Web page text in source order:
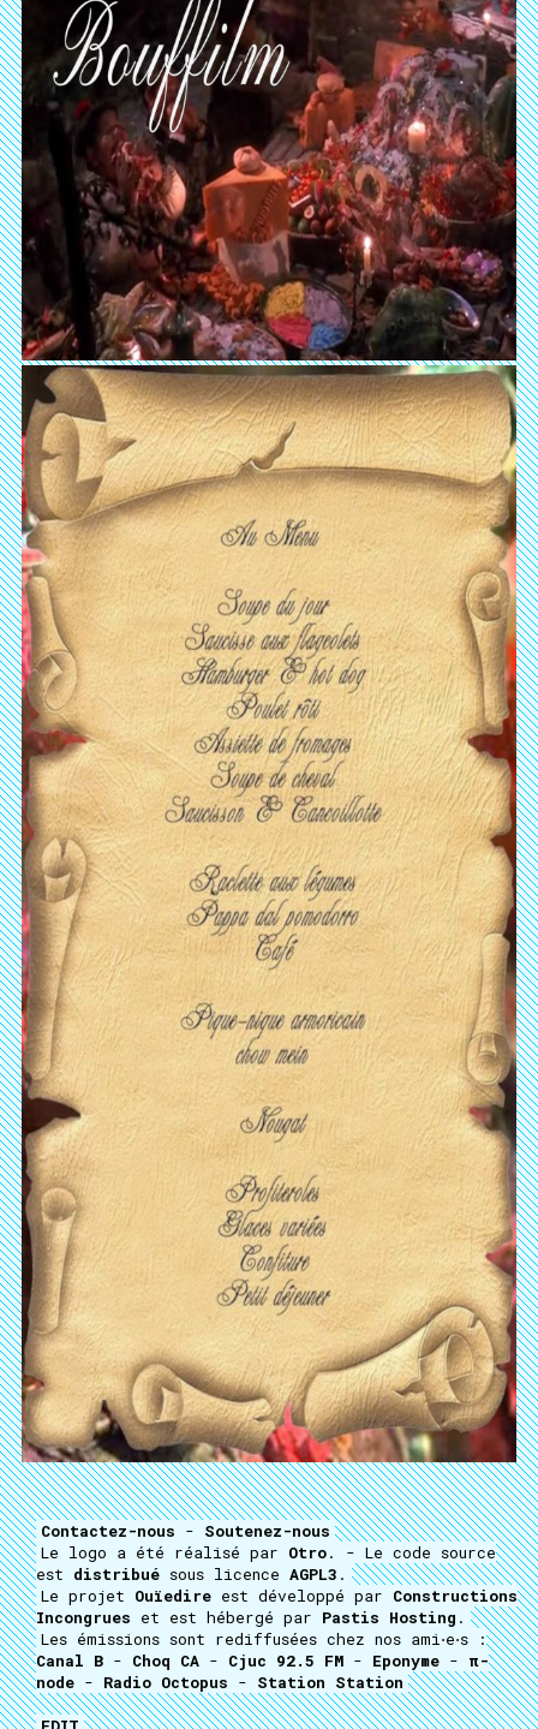
Contactez-nous - Soutenez-nous
Le logo a été réalisé par Otro. - Le code source
est distribué sous licence AGPL3 .
Le projet Ouïedire est développé par Constructions
Incongrues et est hébergé par Pastis Hosting .
Les émissions sont rediffusées chez nos ami⋅e⋅s :
Canal B - Choq CA - Cjuc 92.5 FM - Eponyme - π-
node - Radio Octopus - Station Station